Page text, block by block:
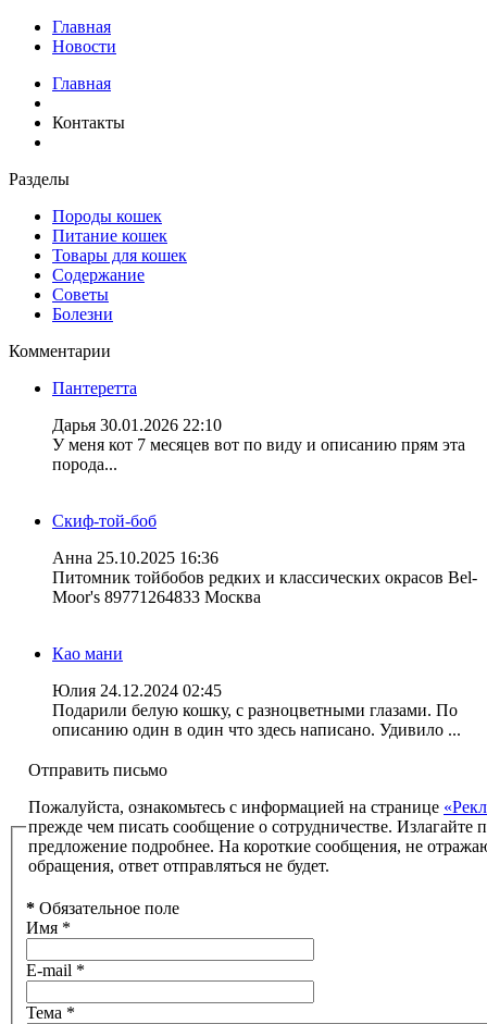
Главная
Новости
Главная
Контакты
Разделы
Породы кошек
Питание кошек
Товары для кошек
Содержание
Советы
Болезни
Комментарии
Пантеретта
Дарья 30.01.2026 22:10
У меня кот 7 месяцев вот по виду и описанию прям эта
порода...
Скиф-той-боб
Анна 25.10.2025 16:36
Питомник тойбобов редких и классических окрасов Bel-
Moor's 89771264833 Москва
Као мани
Юлия 24.12.2024 02:45
Подарили белую кошку, с разноцветными глазами. По
описанию один в один что здесь написано. Удивило ...
Отправить письмо
Пожалуйста, ознакомьтесь с информацией на странице
прежде чем писать сообщение о сотрудничестве. Излагайте
предложение подробнее. На короткие сообщения, не
обращения, ответ отправляться не будет.
* Обязательное поле
Имя *
E-mail *
Тема *